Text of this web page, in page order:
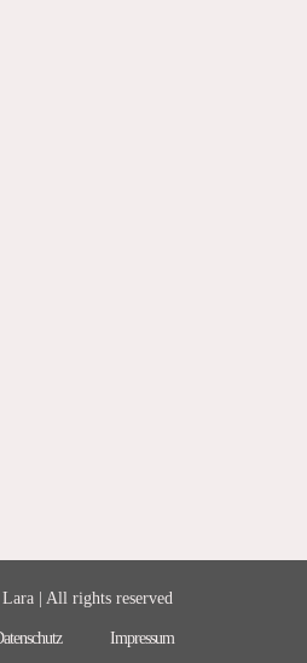
| All rights reserved
Impressum